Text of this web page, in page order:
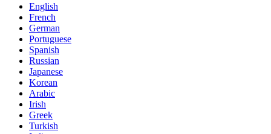
English
French
German
Portuguese
Spanish
Russian
Japanese
Korean
Arabic
Irish
Greek
Turkish